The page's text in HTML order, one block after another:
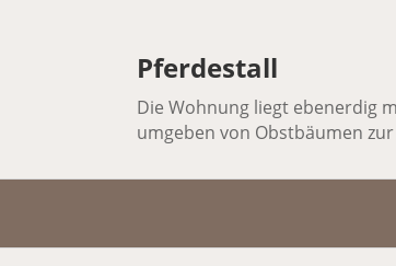
Pferdestall
Die Wohnung liegt ebenerdig
umgeben von Obstbäumen